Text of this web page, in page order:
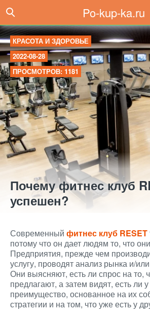
Po-kup-ka.ru
КРАСОТА И ЗДОРОВЬЕ
2022-08-28
ПРОСМОТРОВ: 1181
Почему фитнес клуб
успешен?
Современный фитнес клуб RESET
потому что он дает людям то, что
Предприятия, прежде чем
услугу, проводят анализ рынка и/
Они выясняют, есть ли спрос на то,
предлагают, а затем видят, есть ли
преимущество, основанное на их
стратегии и на том, что уже есть у